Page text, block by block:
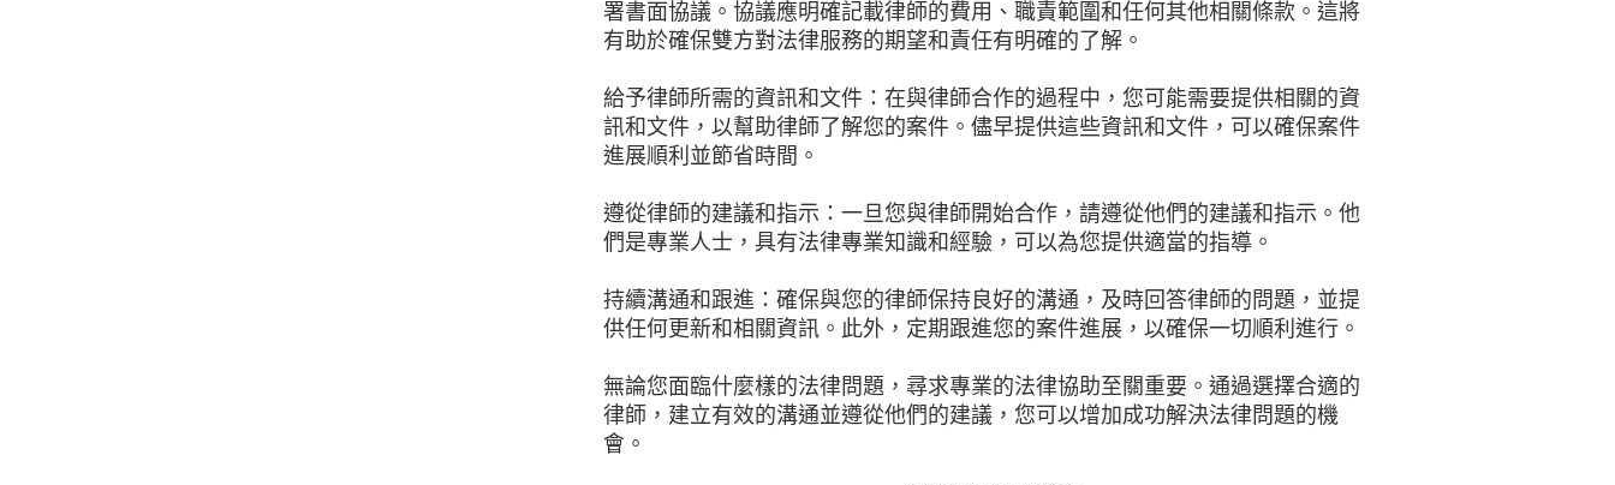
署書面協議。協議應明確記載律師的費用、職責範圍和任何其他相關條款。這將
有助於確保雙方對法律服務的期望和責任有明確的了解。
給予律師所需的資訊和文件：在與律師合作的過程中，您可能需要提供相關的資
訊和文件，以幫助律師了解您的案件。儘早提供這些資訊和文件，可以確保案件
進展順利並節省時間。
遵從律師的建議和指示：一旦您與律師開始合作，請遵從他們的建議和指示。他
們是專業人士，具有法律專業知識和經驗，可以為您提供適當的指導。
持續溝通和跟進：確保與您的律師保持良好的溝通，及時回答律師的問題，並提
供任何更新和相關資訊。此外，定期跟進您的案件進展，以確保一切順利進行。
無論您面臨什麼樣的法律問題，尋求專業的法律協助至關重要。通過選擇合適的
律師，建立有效的溝通並遵從他們的建議，您可以增加成功解決法律問題的機
會。